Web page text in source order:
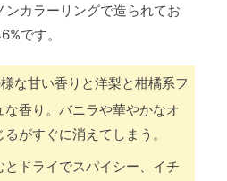
ンカラーリングで造られてお
です。
な甘い香りと洋梨と柑橘系フ
な香り。バニラや華やかなオ
がすぐに消えてしまう。
とドライでスパイシー、イチ